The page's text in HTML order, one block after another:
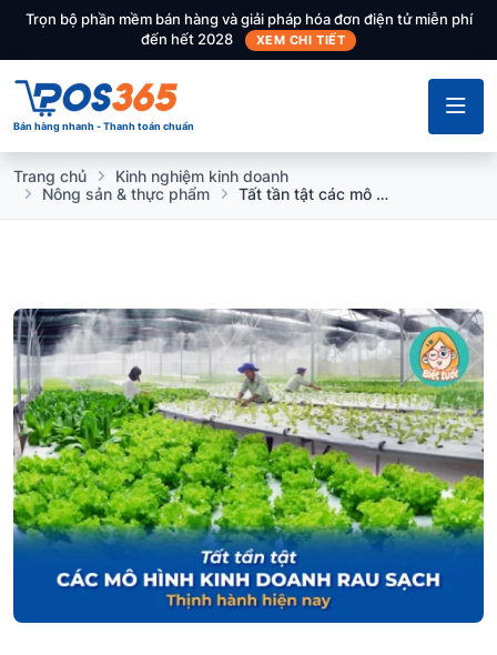
Trọn bộ phần mềm bán hàng và giải pháp hóa đơn điện tử miễn phí
đến hết 2028
XEM CHI TIẾT
Bán hàng nhanh - Thanh toán chuẩn
Trang chủ
Kinh nghiệm kinh doanh
Nông sản & thực phẩm
Tất tần tật các mô hình kinh doanh rau sạch thịnh hành hiện nay